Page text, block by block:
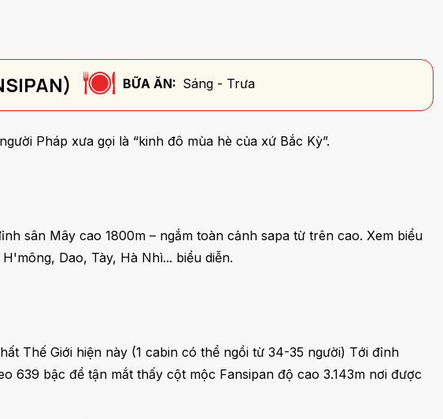
BỮA ĂN: Sáng - Trưa
Pháp xưa gọi là “kinh đô mùa hè của xứ Bắc Kỳ”.
sân Mây cao 1800m – ngắm toàn cảnh sapa từ trên cao. Xem biểu
Dao, Tày, Hà Nhì... biểu diễn.
Thế Giới hiện này (1 cabin có thể ngồi từ 34-35 người) Tới đỉnh
639 bậc để tận mắt thấy cột mộc Fansipan độ cao 3.143m nơi được